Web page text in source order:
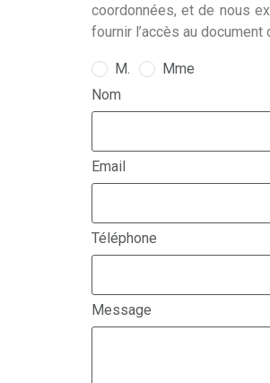
coordonnées, et de nous
fournir l’accès au document
M.
Mme
Nom
Email
Téléphone
Message